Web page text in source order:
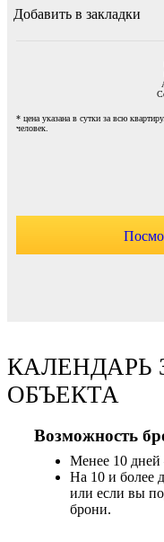
Добавить в закладки
* цена указана в сутки за всю
человек.
КАЛЕНДАРЬ
ОБЪЕКТА
Возможность
Менее 10 дней
На 10 и более
или если вы
брони.